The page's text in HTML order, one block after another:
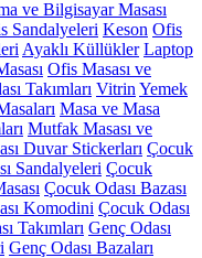
ve Bilgisayar Masası
Sandalyeleri Keson Ofis
Ayaklı Küllükler Laptop
Ofis Masası ve
Takımları Vitrin Yemek
Masa ve Masa
Mutfak Masası ve
Duvar Stickerları Çocuk
Sandalyeleri Çocuk
Çocuk Odası Bazası
Komodini Çocuk Odası
Takımları Genç Odası
Genç Odası Bazaları